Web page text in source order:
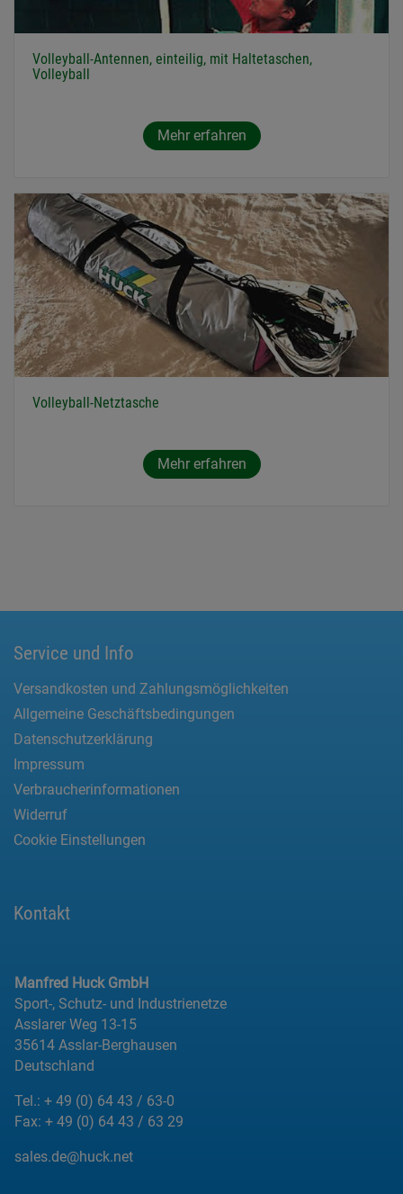
Volleyball-Antennen, einteilig, mit Haltetaschen,
Volleyball
Mehr erfahren
Volleyball-Netztasche
Mehr erfahren
Service und Info
Versandkosten und Zahlungsmöglichkeiten
Allgemeine Geschäftsbedingungen
Datenschutzerklärung
Impressum
Verbraucherinformationen
Widerruf
Cookie Einstellungen
Kontakt
Manfred Huck GmbH
Sport-, Schutz- und Industrienetze
Asslarer Weg 13-15
35614 Asslar-Berghausen
Deutschland
Tel.: + 49 (0) 64 43 / 63-0
Fax: + 49 (0) 64 43 / 63 29
sales.de@huck.net